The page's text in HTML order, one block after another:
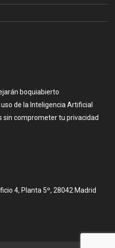
boquiabierto
de la Inteligencia Artificial
sin comprometer tu privacidad
4, Planta 5º, 28042 Madrid